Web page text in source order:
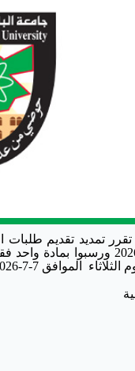
تمديد تقديم طلبات
كانوا متوقع تخرجهم على الفصل
الموافق 7-7-2026.